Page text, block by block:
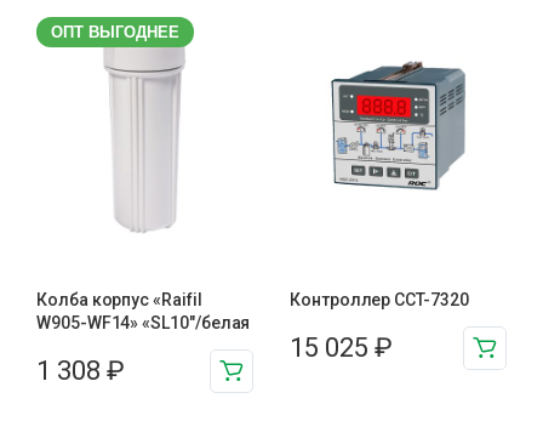
ОПТ ВЫГОДНЕЕ
Колба корпус «Raifil
W905-WF14» «SL10″/белая
1 308 ₽
Контроллер CCT-7320
15 025 ₽